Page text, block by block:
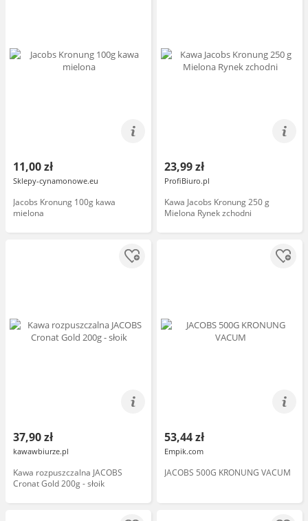
11,00 zł
Sklepy-cynamonowe.eu
Jacobs Kronung 100g kawa
mielona
23,99 zł
ProfiBiuro.pl
Kawa Jacobs Kronung 250 g
Mielona Rynek zchodni
37,90 zł
kawawbiurze.pl
Kawa rozpuszczalna JACOBS
Cronat Gold 200g - słoik
53,44 zł
Empik.com
JACOBS 500G KRONUNG VACUM